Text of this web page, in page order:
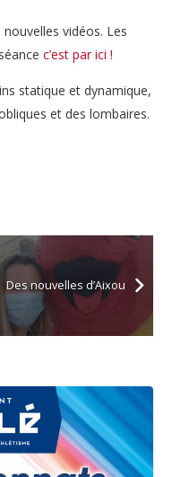
vidéos. Les
c’est par ici !
statique et dynamique,
et des lombaires.
Des nouvelles d’Aixou